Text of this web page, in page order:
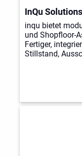
InQu
inqu bietet
und Shopfloor-
Fertiger,
Stillstand,